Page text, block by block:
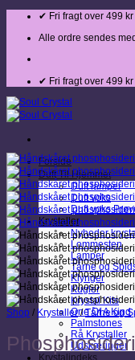
Fortsæt
indhold
✔ Fri fragt over 499 kr
Alle ordre sendes
✔ Fri fragt over 499 kr
Forside
Duft Til Hjemmet
Duft lamper
Duft voks
Duft voks
Krystaller
Nyheder
Lommesten
Lamper
Tårne og
Klynger
Kugler
Krystal Kits
One Of A Kind
Palmstones
Rå Krystaller
Udskæringer
Shop / Krystaller / Tårne og